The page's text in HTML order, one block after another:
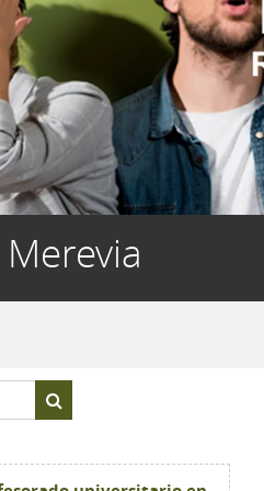
Merevia
Buscar cursos